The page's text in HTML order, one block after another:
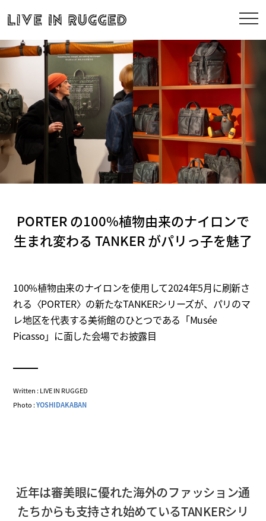
PORTER の100%植物由来のナイロンで
生まれ変わる TANKER がパリっ子を魅了
100%植物由来のナイロンを使用して2024年5月に刷新さ
れる〈PORTER〉の新たなTANKERシリーズが、パリのマ
レ地区を代表する美術館のひとつである「Musée
Picasso」に面した会場でお披露目
Written : LIVE IN RUGGED
Photo :YOSHIDAKABAN
近年は審美眼に優れた海外のファッション通
たちからも支持され始めているTANKERシリ